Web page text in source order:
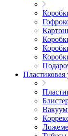
Пластиковая